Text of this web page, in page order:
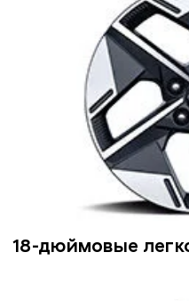
18-дюймовые